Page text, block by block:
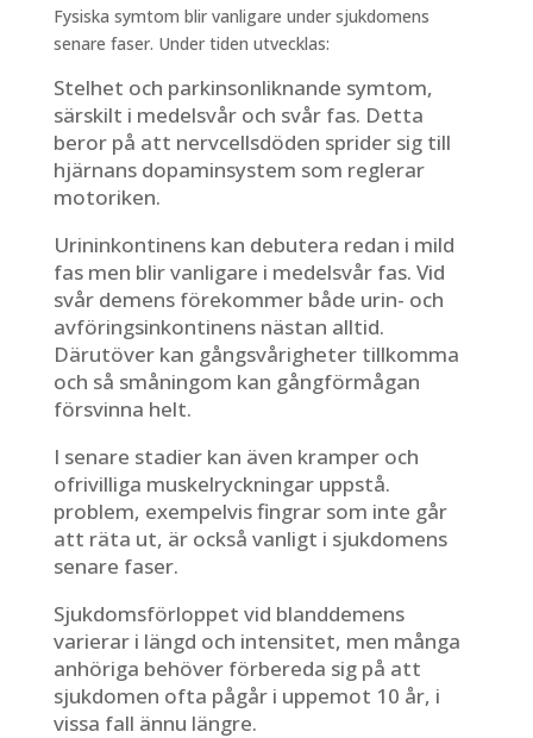
Fysiska symtom blir vanligare under sjukdomens
senare faser. Under tiden utvecklas:
Stelhet och parkinsonliknande symtom,
särskilt i medelsvår och svår fas. Detta
beror på att nervcellsdöden sprider sig till
hjärnans dopaminsystem som reglerar
motoriken.
Urininkontinens kan debutera redan i mild
fas men blir vanligare i medelsvår fas. Vid
svår demens förekommer både urin- och
avföringsinkontinens nästan alltid.
Därutöver kan gångsvårigheter tillkomma
och så småningom kan gångförmågan
försvinna helt.
I senare stadier kan även kramper och
ofrivilliga muskelryckningar uppstå.
problem, exempelvis fingrar som inte går
att räta ut, är också vanligt i sjukdomens
senare faser.
Sjukdomsförloppet vid blanddemens
varierar i längd och intensitet, men många
anhöriga behöver förbereda sig på att
sjukdomen ofta pågår i uppemot 10 år, i
vissa fall ännu längre.